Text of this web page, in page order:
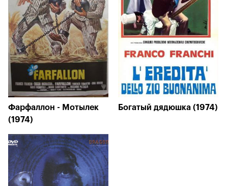
Фарфаллон - Мотылек
(1974)
Богатый дядюшка (1974)